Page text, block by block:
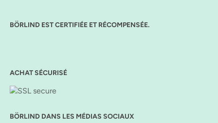
BÖRLIND EST CERTIFIÉE ET RÉCOMPENSÉE.
ACHAT SÉCURISÉ
BÖRLIND DANS LES MÉDIAS SOCIAUX